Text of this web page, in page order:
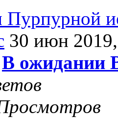
Пурпурной
30 июн
В ожидании